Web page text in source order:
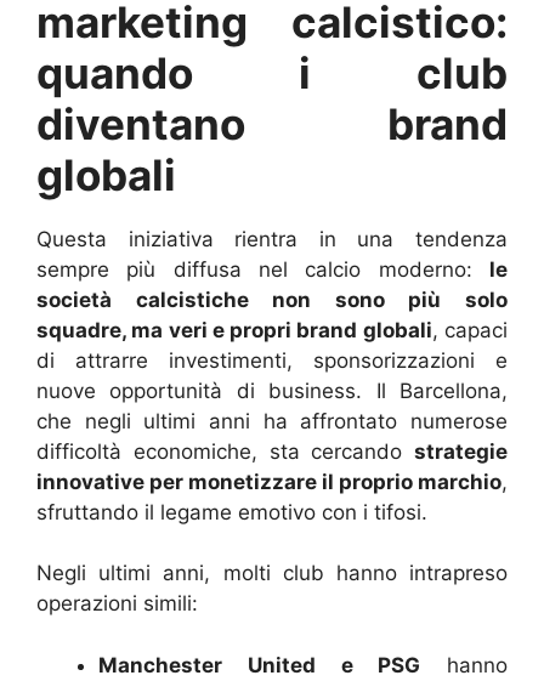
marketing calcistico:
quando i club
diventano brand
globali
Questa iniziativa rientra in una tendenza
sempre più diffusa nel calcio moderno: le
società calcistiche non sono più solo
squadre, ma veri e propri brand globali, capaci
di attrarre investimenti, sponsorizzazioni e
nuove opportunità di business. Il Barcellona,
che negli ultimi anni ha affrontato numerose
difficoltà economiche, sta cercando strategie
innovative per monetizzare il proprio marchio,
sfruttando il legame emotivo con i tifosi.
Negli ultimi anni, molti club hanno intrapreso
operazioni simili:
Manchester United e PSG hanno